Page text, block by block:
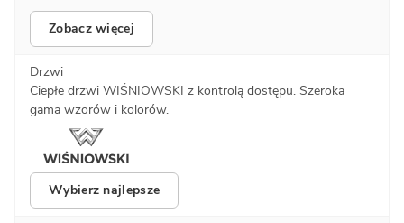
Zobacz więcej
Drzwi
Ciepłe drzwi WIŚNIOWSKI z kontrolą dostępu. Szeroka
gama wzorów i kolorów.
Wybierz najlepsze